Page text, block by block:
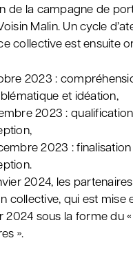
de la campagne de
Malin. Un cycle
collective est ensuite
2023 :
et idéation,
2023 :
2023 :
2024, les
collective, qui est
2024 sous la forme du
».